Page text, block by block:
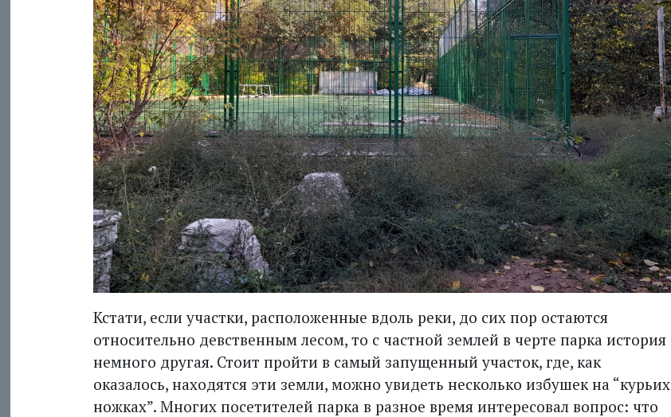
Кстати, если участки, расположенные вдоль реки, до сих пор остаются
относительно девственным лесом, то с частной землей в черте парка история
немного другая. Стоит пройти в самый запущенный участок, где, как
оказалось, находятся эти земли, можно увидеть несколько избушек на “курьих
ножках”. Многих посетителей парка в разное время интересовал вопрос: что